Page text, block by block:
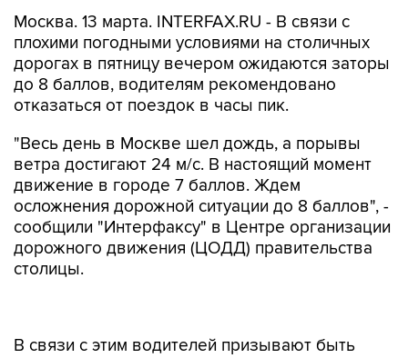
Москва. 13 марта. INTERFAX.RU - В связи с
плохими погодными условиями на столичных
дорогах в пятницу вечером ожидаются заторы
до 8 баллов, водителям рекомендовано
отказаться от поездок в часы пик.
"Весь день в Москве шел дождь, а порывы
ветра достигают 24 м/с. В настоящий момент
движение в городе 7 баллов. Ждем
осложнения дорожной ситуации до 8 баллов", -
сообщили "Интерфаксу" в Центре организации
дорожного движения (ЦОДД) правительства
столицы.
дистанцию, избегать резких торможений и